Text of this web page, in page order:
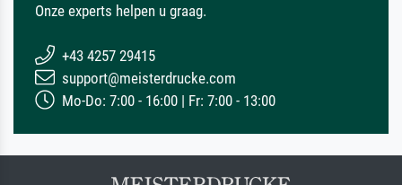
Onze experts helpen u graag.
+43 4257 29415
support@meisterdrucke.com
Mo-Do: 7:00 - 16:00 | Fr: 7:00 - 13:00